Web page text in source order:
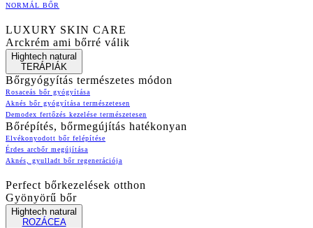
NORMÁL BŐR
LUXURY SKIN CARE
Arckrém ami bőrré válik
Hightech natural
TERÁPIÁK
Bőrgyógyítás természetes módon
Rosaceás bőr gyógyítása
Aknés bőr gyógyítása természetesen
Demodex fertőzés kezelése természetesen
Bőrépítés, bőrmegújítás hatékonyan
Elvékonyodott bőr felépítése
Érdes arcbőr megújítása
Aknés, gyulladt bőr regenerációja
Perfect bőrkezelések otthon
Gyönyörű bőr
Hightech natural
ROZÁCEA